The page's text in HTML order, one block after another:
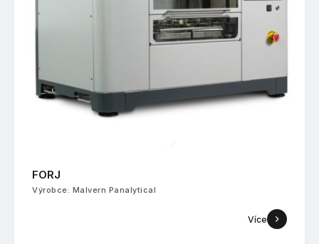
FORJ
Výrobce: Malvern Panalytical
Více